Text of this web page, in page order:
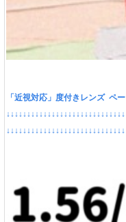
「近視対応」度付きレンズ ペ